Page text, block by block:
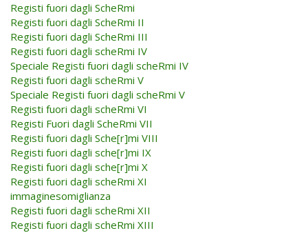
Registi fuori dagli ScheRmi
Registi fuori dagli ScheRmi II
Registi fuori dagli ScheRmi III
Registi fuori dagli scheRmi IV
Speciale Registi fuori dagli scheRmi IV
Registi fuori dagli scheRmi V
Speciale Registi fuori dagli scheRmi V
Registi fuori dagli scheRmi VI
Registi Fuori dagli ScheRmi VII
Registi fuori dagli Sche[r]mi VIII
Registi fuori dagli sche[r]mi IX
Registi fuori dagli sche[r]mi X
Registi fuori dagli scheRmi XI
immaginesomiglianza
Registi fuori dagli scheRmi XII
Registi fuori dagli scheRmi XIII